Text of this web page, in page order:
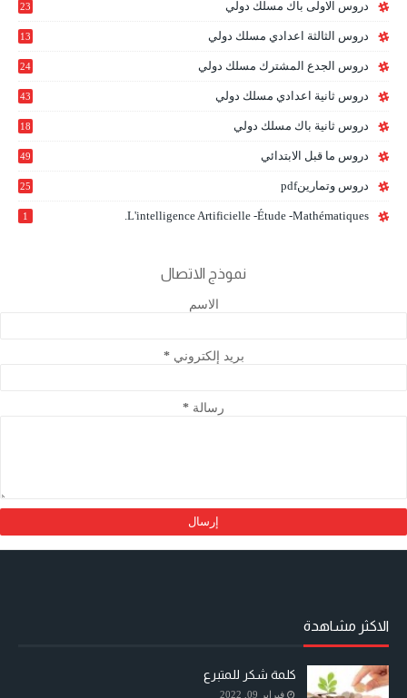
دروس الاولى باك مسلك دولي
23
دروس الثالثة اعدادي مسلك دولي
13
دروس الجدع المشترك مسلك دولي
24
دروس ثانية اعدادي مسلك دولي 43
دروس ثانية باك مسلك دولي
18
دروس ما قبل الابتدائي 49
دروس وتمارينpdf 25
L'intelligence Artificielle -étude -mathématiques.
1
نموذج الاتصال
الاسم
بريد إلكتروني*
رسالة *
الاكثر مشاهدة
كلمة شكر للمتبرع
فبراير 09, 2022